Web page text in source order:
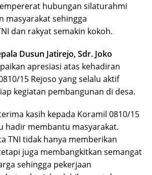
hubungan silaturahmi
masyarakat sehingga
dan rakyat semakin kokoh.
Dusun Jatirejo, Sdr. Joko
apresiasi atas kehadiran
15 Rejoso yang selalu aktif
kegiatan pembangunan di desa.
kasih kepada Koramil 0810/15
hadir membantu masyarakat.
TNI tidak hanya memberikan
juga membangkitkan semangat
sehingga pekerjaan